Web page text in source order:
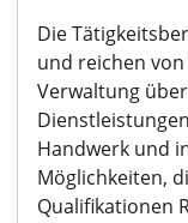
Die
und reichen
Verwaltung
Handwerk und
Möglichkeiten,
Qualifikationen